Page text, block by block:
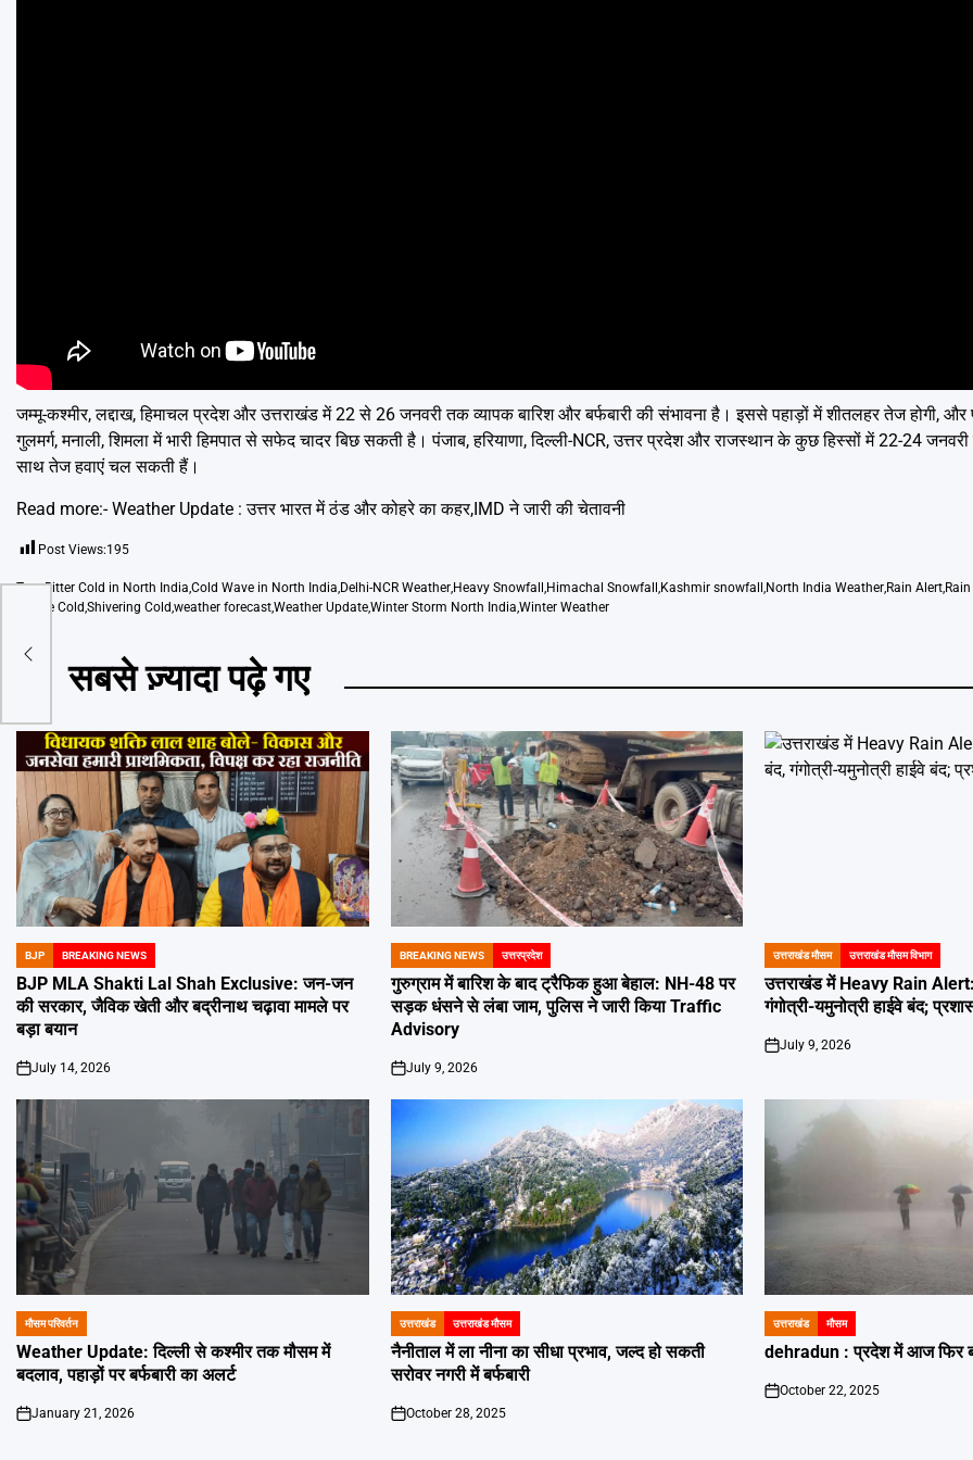
जम्मू-कश्मीर, लद्दाख, हिमाचल प्रदेश और उत्तराखंड में 22 से 26 जनवरी तक व्यापक बारिश और बर्फबारी की संभावना है। इससे पहाड़ों में शीतलहर तेज होगी,
गुलमर्ग, मनाली, शिमला में भारी हिमपात से सफेद चादर बिछ सकती है। पंजाब, हरियाणा, दिल्ली-NCR, उत्तर प्रदेश और राजस्थान के कुछ हिस्सों में 22-24
साथ तेज हवाएं चल सकती हैं।
Read more:-Weather Update : उत्तर भारत में ठंड और कोहरे का कहर,IMD ने जारी की चेतावनी
Post Views:195
TagsBitter Cold in North India Cold Wave in North India Delhi-NCR Weather Heavy Snowfall Himachal Snowfall Kashmir snowfall North India Weather Rain Alert
Severe Cold Shivering Cold weather forecastWeather UpdateWinter Storm North India Winter Weather
सबसे ज़्यादा पढ़े गए
POSTED
IN
BJP BREAKING NEWS
BJP MLA Shakti Lal Shah Exclusive: जन-जन
की सरकार, जैविक खेती और बद्रीनाथ चढ़ावा मामले पर
बड़ा बयान
on
July 14, 2026
POSTED
IN
BREAKING NEWS उत्तरप्रदेश
गुरुग्राम में बारिश के बाद ट्रैफिक हुआ बेहाल: NH-48 पर
सड़क धंसने से लंबा जाम, पुलिस ने जारी किया Traffic
Advisory
on
July 9, 2026
POSTED
IN
उत्तराखंड मौसम उत्तराखंड मौसम विभाग
उत्तराखंड में Heavy Rain
गंगोत्री-यमुनोत्री हाईवे बंद;
on
July 9, 2026
POSTED
IN
मौसम परिवर्तन
Weather Update: दिल्ली से कश्मीर तक मौसम में
बदलाव, पहाड़ों पर बर्फबारी का अलर्ट
on
January 21, 2026
POSTED
IN
उत्तराखंड उत्तराखंड मौसम
नैनीताल में ला नीना का सीधा प्रभाव, जल्द हो सकती
सरोवर नगरी में बर्फबारी
on
October 28, 2025
POSTED
IN
उत्तराखंड मौसम
dehradun : प्रदेश में आज फिर
on
October 22, 2025